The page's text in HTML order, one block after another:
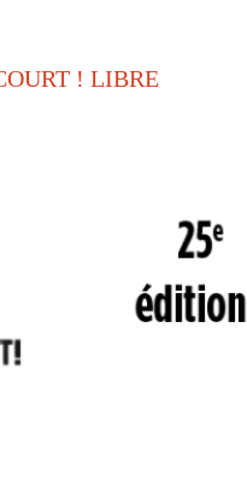
! LIBRE